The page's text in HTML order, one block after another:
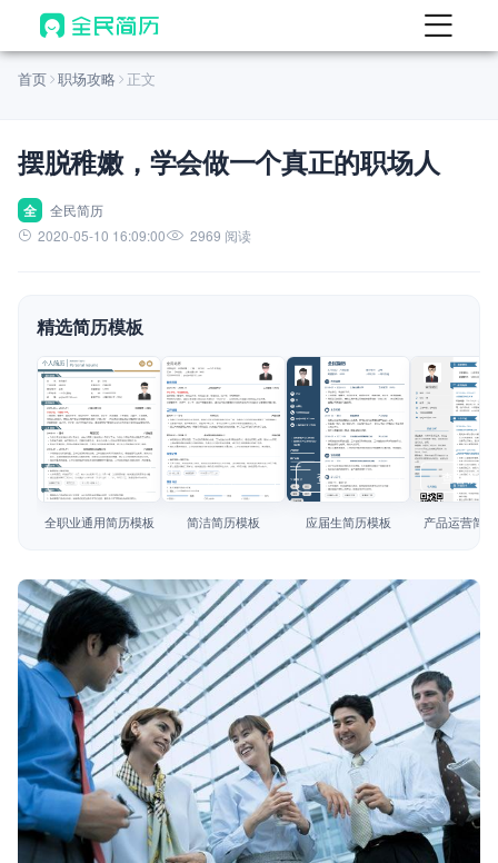
首页
AI 生成简历
AI 优化简历
AI 翻译简历
AI 模拟面试
面试自我介绍
AI 职场工具 New
简历模板
简历教程
首页 职场攻略 正文
摆脱稚嫩，学会做一个真正的职场人
全
全民简历
2020-05-10 16:09:00
2969 阅读
精选简历模板
查看模板
全职业通用简历模板
查看模板
简洁简历模板
查看模板
应届生简历模板
查看模板
产品运营简